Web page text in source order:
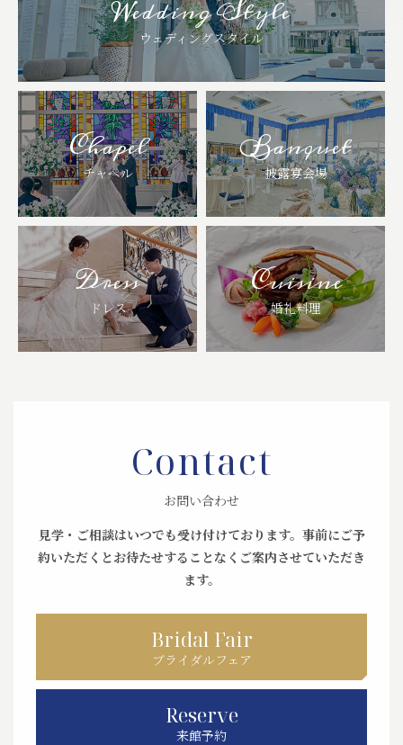
Wedding Style
ウェディングスタイル
Chapel
チャペル
Banquet
披露宴会場
Dress
ドレス
Cuisine
婚礼料理
Contact
お問い合わせ
見学・ご相談はいつでも受け付けております。 事前にご予
約いただくとお待たせすることなくご案内させていただき
ます。
Bridal Fair
ブライダルフェア
Reserve
来館予約